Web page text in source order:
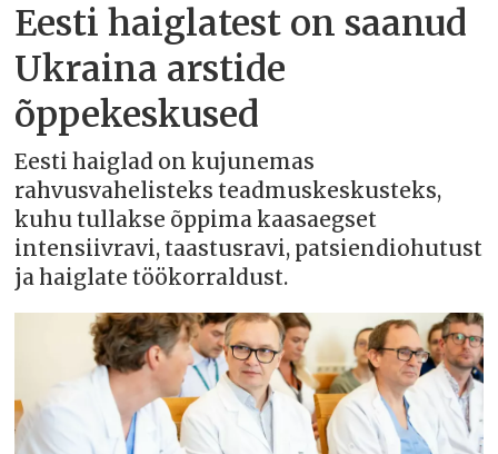
Eesti haiglatest on saanud
Ukraina arstide
õppekeskused
Eesti haiglad on kujunemas
rahvusvahelisteks teadmuskeskusteks,
kuhu tullakse õppima kaasaegset
intensiivravi, taastusravi, patsiendiohutust
ja haiglate töökorraldust.